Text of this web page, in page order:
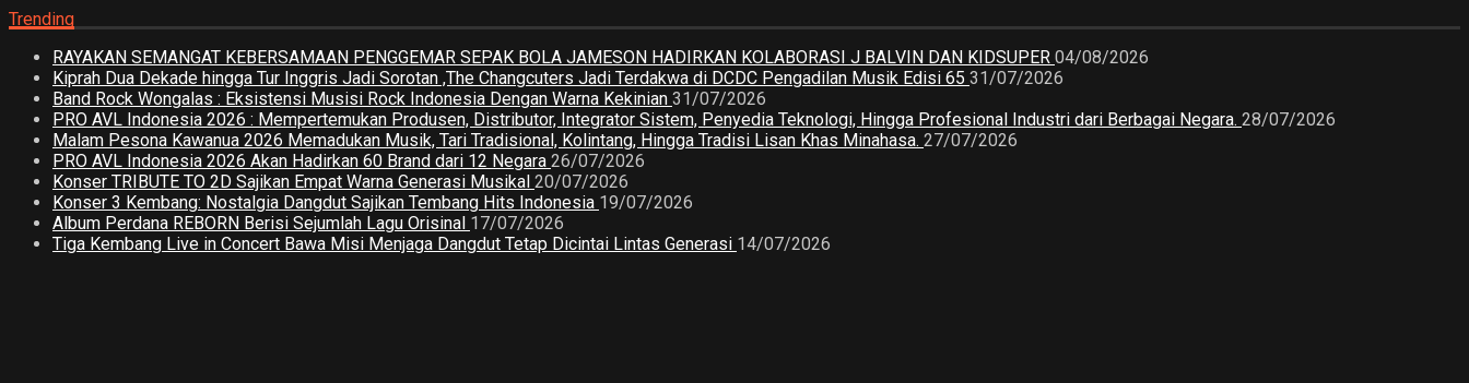
Trending
RAYAKAN SEMANGAT KEBERSAMAAN PENGGEMAR SEPAK BOLA JAMESON HADIRKAN KOLABORASI J BALVIN DAN KIDSUPER 04/08/2026
Kiprah Dua Dekade hingga Tur Inggris Jadi Sorotan ,The Changcuters Jadi Terdakwa di DCDC Pengadilan Musik Edisi 65 31/07/2026
Band Rock Wongalas : Eksistensi Musisi Rock Indonesia Dengan Warna Kekinian 31/07/2026
PRO AVL Indonesia 2026 : Mempertemukan Produsen, Distributor, Integrator Sistem, Penyedia Teknologi, Hingga Profesional Industri dari Berbagai Negara. 28/07/2026
Malam Pesona Kawanua 2026 Memadukan Musik, Tari Tradisional, Kolintang, Hingga Tradisi Lisan Khas Minahasa. 27/07/2026
PRO AVL Indonesia 2026 Akan Hadirkan 60 Brand dari 12 Negara 26/07/2026
Konser TRIBUTE TO 2D Sajikan Empat Warna Generasi Musikal 20/07/2026
Konser 3 Kembang: Nostalgia Dangdut Sajikan Tembang Hits Indonesia 19/07/2026
Album Perdana REBORN Berisi Sejumlah Lagu Orisinal 17/07/2026
Tiga Kembang Live in Concert Bawa Misi Menjaga Dangdut Tetap Dicintai Lintas Generasi 14/07/2026